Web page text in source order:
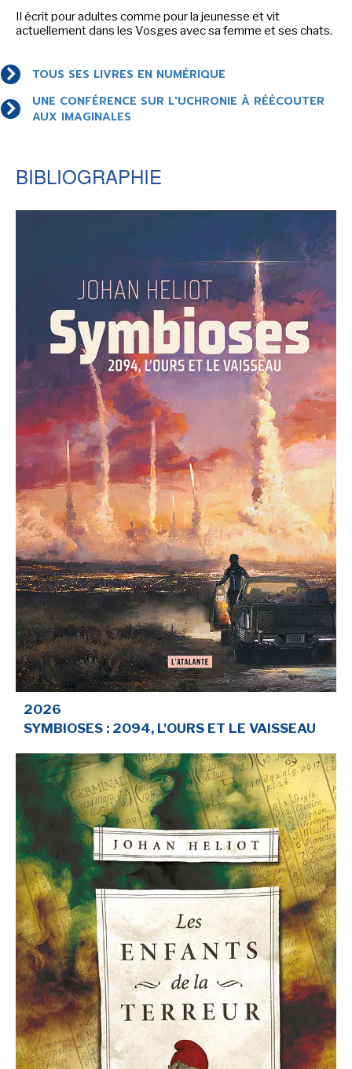
LE MOT DES ÉDITIONS ACTUSF
BD JEUNESSE
LIVRE FILM
SÉRIE TV
ÉVÉNEMENTS
CONVENTION
SPECTACLE
DÉBAT
EMISSION
AUTEURS&ÉDITEURS
AUTEURS & ARTISTES
EDITEURS & COLLECTIONS
LES PARUTIONS/SORTIES
NEWSLETTER
S'ABONNER
En indiquant votre adresse mail ci-dessus, vous consentez à recevoir des mails de la
part d'Actusf. Vous pouvez vous désinscrire à tout moment à travers les liens de
désinscription.
LA RÉDACTION
CONTACT
FORUM
EDITIONS ACTUSF
EMAGINAIRE
MES PREMIÈRES LECTURES
Il écrit pour adultes comme pour la jeunesse et vit
actuellement dans les Vosges avec sa femme et ses chats.
TOUS SES LIVRES EN NUMÉRIQUE
UNE CONFÉRENCE SUR L'UCHRONIE À RÉÉCOUTER
AUX IMAGINALES
BIBLIOGRAPHIE
2026
SYMBIOSES : 2094, L'OURS ET LE VAISSEAU